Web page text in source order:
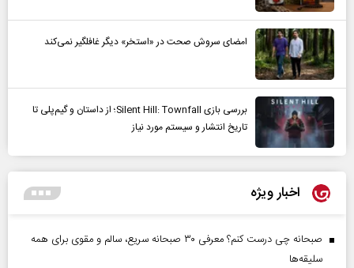
امضای سروش صحت در «استخر» دیگر غافلگیر نمی‌کند
بررسی بازی Silent Hill: Townfall؛ از داستان و گیم‌پلی تا
تاریخ انتشار و سیستم مورد نیاز
اخبار ویژه
صبحانه چی درست کنم؟ معرفی ۳۰ صبحانه سریع، سالم و مقوی برای همه
سلیقه‌ها